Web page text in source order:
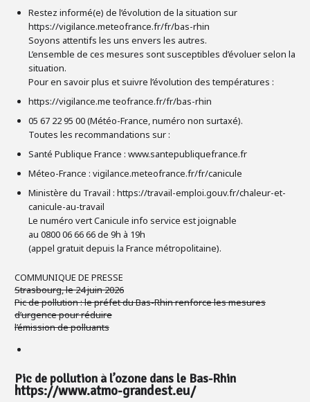
Restez informé(e) de l’évolution de la situation sur
https://vigilance.meteofrance.fr/fr/bas-rhin
Soyons attentifs les uns envers les autres.
L’ensemble de ces mesures sont susceptibles d’évoluer selon la
situation.
Pour en savoir plus et suivre l’évolution des températures :
https://vigilance.me teofrance.fr/fr/bas-rhin
05 67 22 95 00 (Météo-France, numéro non surtaxé).
Toutes les recommandations sur :
Santé Publique France : www.santepubliquefrance.fr
Méteo-France : vigilance.meteofrance.fr/fr/canicule
Ministère du Travail : https://travail-emploi.gouv.fr/chaleur-et-
canicule-au-travail
Le numéro vert Canicule info service est joignable
au 0800 06 66 66 de 9h à 19h
(appel gratuit depuis la France métropolitaine).
COMMUNIQUE DE PRESSE
Strasbourg, le 24 juin 2026
Pic de pollution : le préfet du Bas-Rhin renforce les mesures
d’urgence pour réduire
l’émission de polluants
Pic de pollution à l’ozone dans le Bas-Rhin
https://www.atmo-grandest.eu/